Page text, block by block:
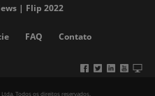
| Flip 2022
FAQ Contato
Todos os direitos reservados.